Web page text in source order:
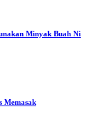
Minyak Buah Ni
Memasak